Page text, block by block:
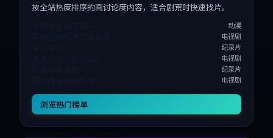
按全站热度排序的高讨论度内容，适合剧荒时快速找片。
动漫
电视剧
纪录片
电视剧
纪录片
电视剧
浏览热门榜单